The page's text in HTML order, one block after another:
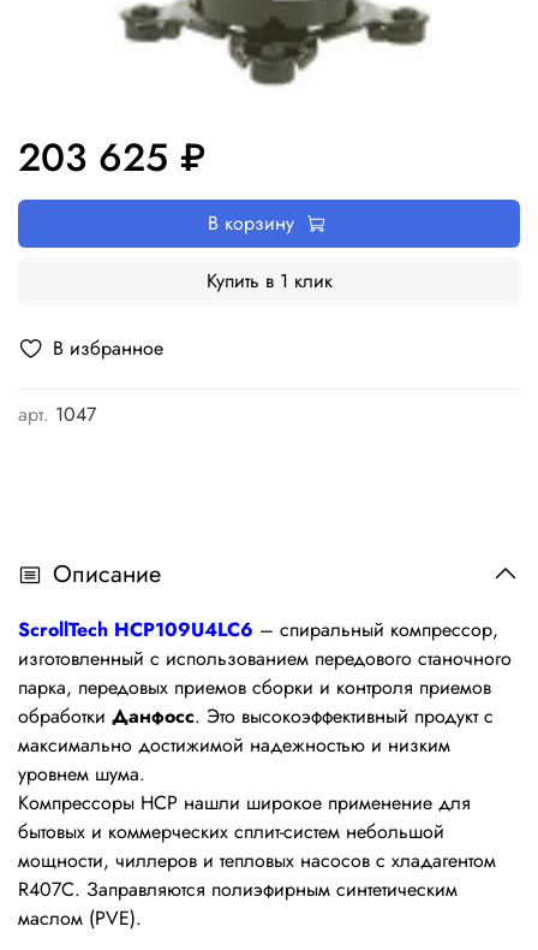
В избранное
арт. 1047
203 625 ₽
В корзину
Купить в 1 клик
Описание
ScrollTech HCP109U4LC6 – спиральный компрессор,
изготовленный с использованием передового станочного
парка, передовых приемов сборки и контроля приемов
обработки Данфосс. Это высокоэффективный продукт с
максимально достижимой надежностью и низким
уровнем шума.
Компрессоры HCP нашли широкое применение для
бытовых и коммерческих сплит-систем небольшой
мощности, чиллеров и тепловых насосов c хладагентом
R407C. Заправляются полиэфирным синтетическим
маслом (PVE).